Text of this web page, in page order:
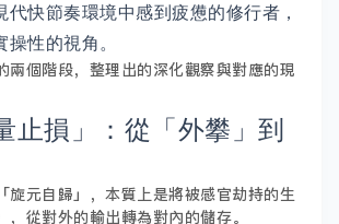
代快節奏環境中感到疲憊的修行者，
性的視角。
兩個階段，整理出的深化觀察與對應的現
止損」：從「外攀」到
旋元自歸」，本質上是將被感官劫持的生
，從對外的輸出轉為對內的儲存。